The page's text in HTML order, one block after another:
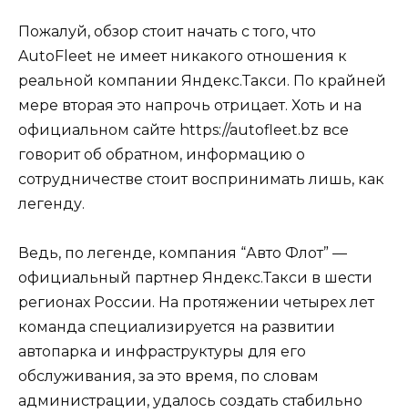
Пожалуй, обзор стоит начать с того, что
AutoFleet не имеет никакого отношения к
реальной компании Яндекс.Такси. По крайней
мере вторая это напрочь отрицает. Хоть и на
официальном сайте https://autofleet.bz все
говорит об обратном, информацию о
сотрудничестве стоит воспринимать лишь, как
легенду.
Ведь, по легенде, компания “Авто Флот” —
официальный партнер Яндекс.Такси в шести
регионах России. На протяжении четырех лет
команда специализируется на развитии
автопарка и инфраструктуры для его
обслуживания, за это время, по словам
администрации, удалось создать стабильно